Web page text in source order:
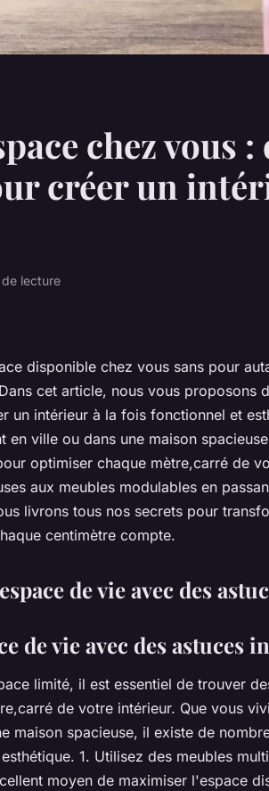
chez vous :
créer un
lecture
disponible chez vous sans pour
cet article, nous vous proposons
un intérieur à la fois fonctionnel et
en ville ou dans une maison
optimiser chaque mètre,carré de
aux meubles modulables en
livrons tous nos secrets pour
centimètre compte.
de vie avec des
de vie avec des astuces
limité, il est essentiel de trouver
de votre intérieur. Que vous
maison spacieuse, il existe de
1. Utilisez des meubles
moyen de maximiser l'espace